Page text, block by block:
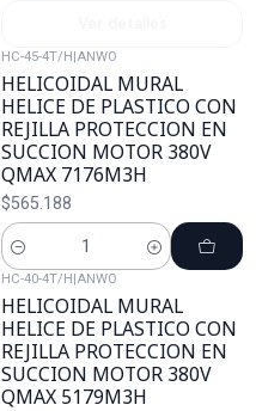
HC-45-4T/H ANWO
HELICOIDAL MURAL
HELICE DE PLASTICO CON
REJILLA PROTECCION EN
SUCCION MOTOR 380V
QMAX 7176M3H
$565.188
Cantidad
HC-40-4T/H ANWO
HELICOIDAL MURAL
HELICE DE PLASTICO CON
REJILLA PROTECCION EN
SUCCION MOTOR 380V
QMAX 5179M3H